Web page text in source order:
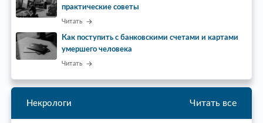
практические советы
Читать
Как поступить с банковскими счетами и картами
умершего человека
Читать
Некрологи Читать все